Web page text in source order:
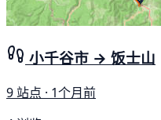
小千谷市 → 饭士山
9 站点 · 1个月前